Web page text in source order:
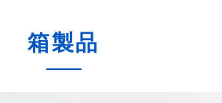
箱製品